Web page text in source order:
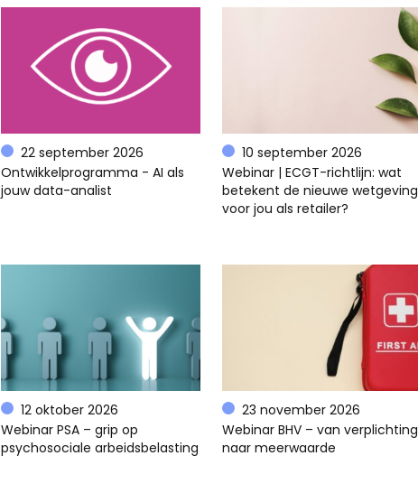
22 september 2026
Ontwikkelprogramma - AI als
jouw data-analist
10 september 2026
Webinar | ECGT-richtlijn: wat
betekent de nieuwe wetgeving
voor jou als retailer?
12 oktober 2026
Webinar PSA – grip op
psychosociale arbeidsbelasting
23 november 2026
Webinar BHV – van verplichting
naar meerwaarde